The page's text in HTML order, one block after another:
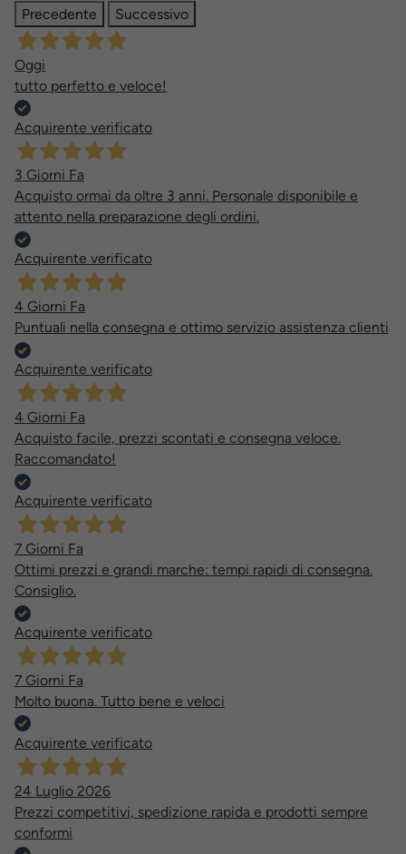
Precedente
Successivo
Oggi
tutto perfetto e veloce!
Acquirente verificato
3 Giorni Fa
Acquisto ormai da oltre 3 anni. Personale disponibile e
attento nella preparazione degli ordini.
Acquirente verificato
4 Giorni Fa
Puntuali nella consegna e ottimo servizio assistenza clienti
Acquirente verificato
4 Giorni Fa
Acquisto facile, prezzi scontati e consegna veloce.
Raccomandato!
Acquirente verificato
7 Giorni Fa
Ottimi prezzi e grandi marche: tempi rapidi di consegna.
Consiglio.
Acquirente verificato
7 Giorni Fa
Molto buona. Tutto bene e veloci
Acquirente verificato
24 Luglio 2026
Prezzi competitivi, spedizione rapida e prodotti sempre
conformi